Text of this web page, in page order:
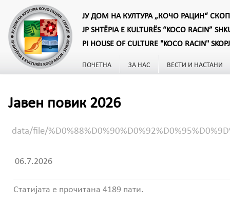
ЈУ ДОМ НА КУЛТУРА „КОЧО РАЦИН“
JP SHTËPIA E KULTURËS “KOCO RACIN”
PI HOUSE OF CULTURE "KOCO RACIN"
ПОЧЕТНА ЗА НАС ВЕСТИ И НАСТАНИ
Јавен повик 2026
data/file/
06.7.2026
Статијата е прочитана 4189 пати.